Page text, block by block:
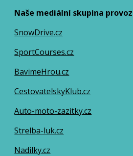
Naše mediální skupina
SnowDrive.cz
SportCourses.cz
BavimeHrou.cz
CestovatelskyKlub.cz
Auto-moto-zazitky.cz
Strelba-luk.cz
Nadilky.cz